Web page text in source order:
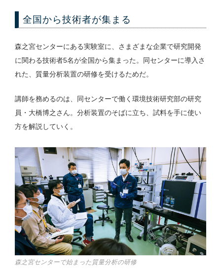
全国から技術者が集まる
森之宮センターにある実験室に、さまざまな企業で研究開発
に関わる技術者5名が全国から集まった。同センターに導入さ
れた、質量分析装置の研修を受けるためだ。
講師を務めるのは、同センターで働く環境技術研究部の研究
員・大橋博之さん。分析装置のそばに立ち、試料を手に使い
方を解説していく。
森之宮センターで始まった質量分析の研修